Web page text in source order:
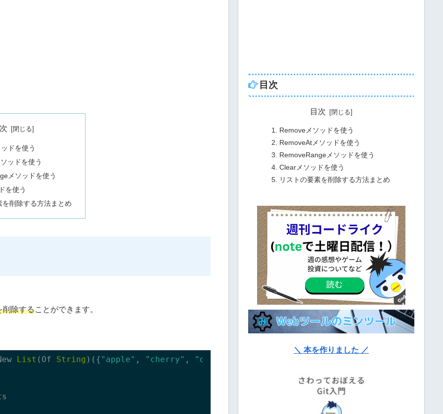
ドを使う
ッドを使う
メソッドを使う
を使う
を削除する方法まとめ
削除することができます。
List (Of String )({ "apple" , "cherry" , "orange"
目次
目次
Removeメソッドを使う
RemoveAtメソッドを使う
RemoveRangeメソッドを使う
Clearメソッドを使う
リストの要素を削除する方法まとめ
＼ 本を作りました ／